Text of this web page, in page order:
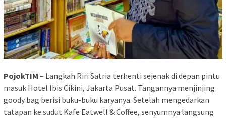
PojokTIM – Langkah Riri Satria terhenti sejenak di depan pintu
masuk Hotel Ibis Cikini, Jakarta Pusat. Tangannya menjinjing
goody bag berisi buku-buku karyanya. Setelah mengedarkan
tatapan ke sudut Kafe Eatwell & Coffee, senyumnya langsung